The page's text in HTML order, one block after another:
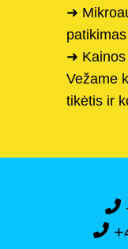
➜
➜ Kainos
Vežame
tikėtis ir